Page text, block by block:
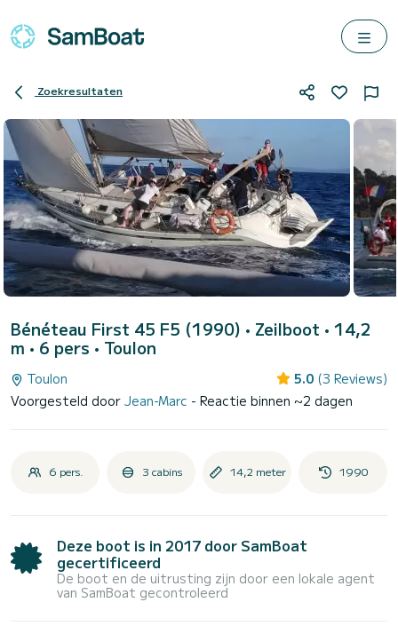
Zoekresultaten
Bénéteau First 45 F5 (1990) • Zeilboot • 14,2
m • 6 pers • Toulon
Toulon 5.0 (3 Reviews)
Voorgesteld door Jean-Marc - Reactie binnen ~2 dagen
6 pers. 3 cabins 14,2 meter 1990
Deze boot is in 2017 door SamBoat
gecertificeerd
De boot en de uitrusting zijn door een lokale agent
van SamBoat gecontroleerd